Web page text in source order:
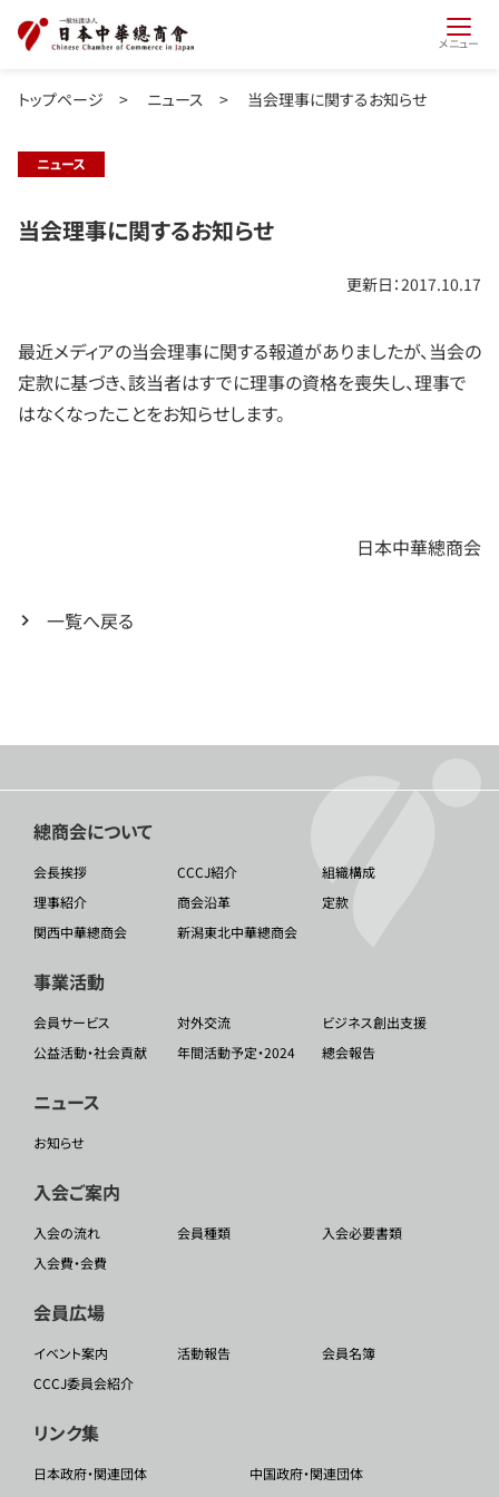
メニュー
トップページ > ニュース > 当会理事に関するお知らせ
ニュース
当会理事に関するお知らせ
更新日：2017.10.17
最近メディアの当会理事に関する報道がありましたが、当会の
定款に基づき、該当者はすでに理事の資格を喪失し、理事で
はなくなったことをお知らせします。
日本中華總商会
一覧へ戻る
總商会について
会長挨拶 CCCJ紹介
組織構成
理事紹介
商会沿革
定款
関西中華總商会
新潟東北中華總商会
事業活動
会員サービス 対外交流
ビジネス創出支援
公益活動・社会貢献
年間活動予定・2024 總会報告
ニュース
お知らせ
入会ご案内
入会の流れ 会員種類
入会必要書類
入会費・会費
会員広場
イベント案内 活動報告
会員名簿
CCCJ委員会紹介
リンク集
日本政府・関連団体
中国政府・関連団体